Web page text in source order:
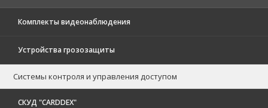
Комплекты видеонаблюдения
Устройства грозозащиты
Системы контроля и управления доступом
CКУД "CARDDEX"